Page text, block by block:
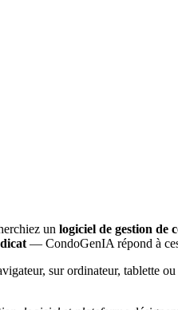
un logiciel de gestion de
— CondoGenIA répond à
sur ordinateur, tablette